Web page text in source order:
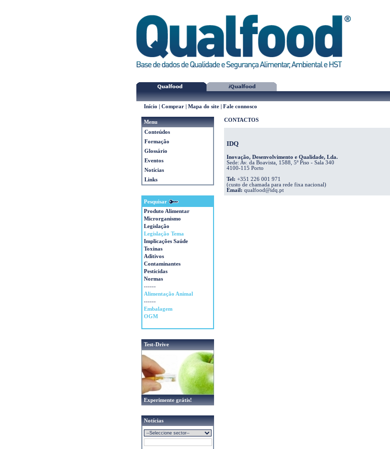
Início Comprar Mapa do site Fale connosco
Menu
Conteúdos
Formação
Glossário
Eventos
Notícias
Links
Pesquisar
Produto Alimentar
Microrganismo
Legislação
Legislação Tema
Implicações Saúde
Toxinas
Aditivos
Contaminantes
Pesticidas
Normas
------
Alimentação Animal
------
Embalagem
OGM
Test-Drive
Experimente grátis!
Notícias
CONTACTOS
IDQ
Inovação, Desenvolvimento e Qualidade, Lda.
Sede: Av. da Boavista, 1588, 5º Piso - Sala 340
4100-115 Porto
Tel: +351 226 001 971
(custo de chamada para rede fixa nacional)
Email: qualfood@idq.pt